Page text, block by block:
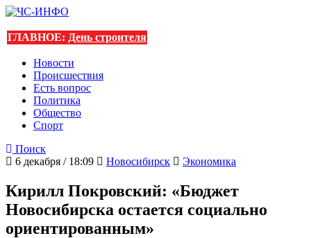
ГЛАВНОЕ: День строителя
Новости
Происшествия
Есть вопрос
Политика
Общество
Спорт
Поиск
6 декабря / 18:09
Новосибирск Экономика
Кирилл Покровский: «Бюджет
Новосибирска остается социально
ориентированным»